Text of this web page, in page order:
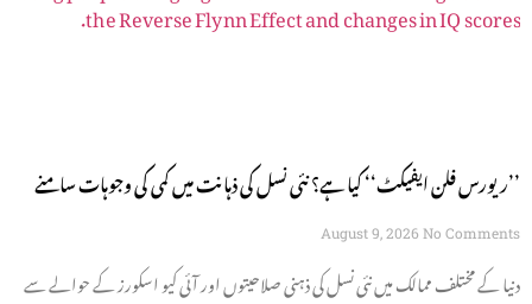
’’ریورس فلن ایفیکٹ‘‘ کیا ہے؟ نئی نسل کی ذہانت میں کمی کی وجوہات سامنے
آگئیں
August 9, 2026 No Comments
دنیا کے مختلف ممالک میں نئی نسل کی ذہنی صلاحیتوں اور آئی کیو اسکورز کے حوالے سے